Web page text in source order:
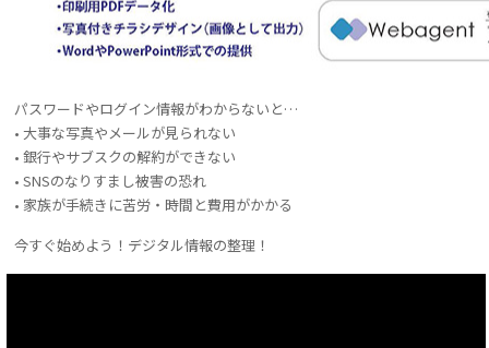
パスワードやログイン情報がわからないと…
• 大事な写真やメールが見られない
• 銀行やサブスクの解約ができない
• SNSのなりすまし被害の恐れ
• 家族が手続きに苦労・時間と費用がかかる
今すぐ始めよう！デジタル情報の整理！